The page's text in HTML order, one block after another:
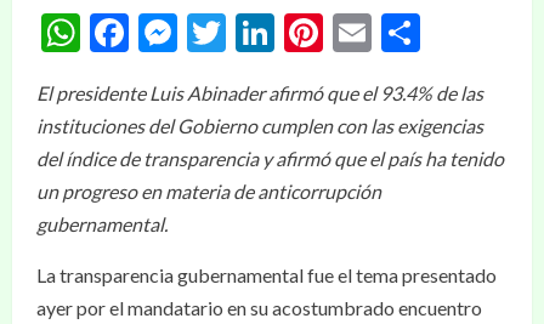
WhatsApp
Facebook
Messenger
Twitter
LinkedIn
Pinterest
Email
El presidente Luis Abinader afirmó que el 93.4% de las
instituciones del Gobierno cumplen con las exigencias
del índice de transparencia y afirmó que el país ha tenido
un progreso en materia de anticorrupción
gubernamental.
La transparencia gubernamental fue el tema presentado
ayer por el mandatario en su acostumbrado encuentro